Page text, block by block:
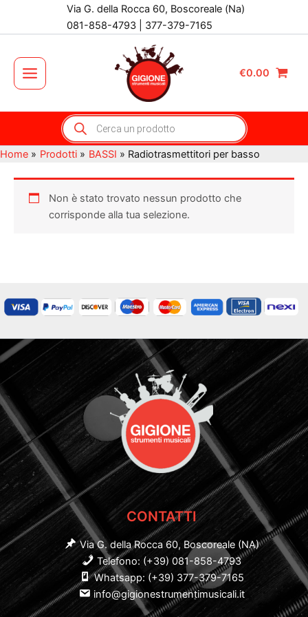
Via G. della Rocca 60, Boscoreale (Na)
081-858-4793 | 377-379-7165
Main
Menu
€0.00
Products
search
Home Prodotti BASSI Radiotrasmettitori per basso
Non è stato trovato nessun prodotto che
corrisponde alla tua selezione.
CONTATTI
Via G. della Rocca 60, Boscoreale (NA)
Telefono: (+39) 081-858-4793
Whatsapp: (+39) 377-379-7165
info@gigionestrumentimusicali.it